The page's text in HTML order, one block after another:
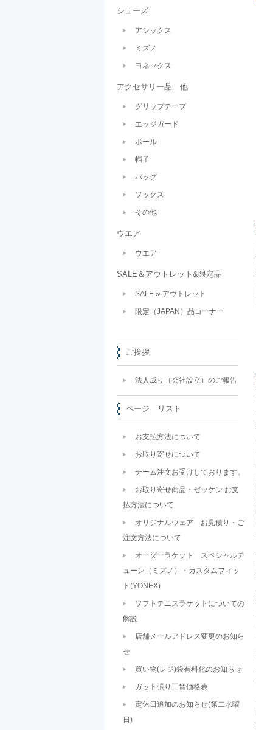
シューズ
アシックス
ミズノ
ヨネックス
アクセサリー品 他
グリップテープ
エッジガード
ボール
帽子
バッグ
ソックス
その他
ウエア
ウエア
SALE＆アウトレット&限定品
SALE & アウトレット
限定（JAPAN）品コーナー
ご挨拶
法人成り（会社設立）のご報告
ページ リスト
お支払方法について
お取り寄せについて
チーム注文お受けしております。
お取り寄せ商品・ゼッケン お支
払方法について
オリジナルウェア お見積り・ご
注文方法について
オーダーラケット スペシャルチ
ューン（ミズノ）・カスタムフィッ
ト(YONEX)
ソフトテニスラケットについての
解説
店舗メールアドレス変更のお知ら
せ
買い物(レジ)袋有料化のお知らせ
ガット張り工賃価格表
定休日追加のお知らせ(第二水曜
日)